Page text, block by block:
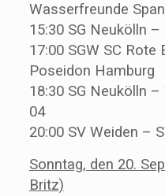
Wasserfreunde
15:30 SG Neukölln –
17:00 SGW SC
Poseidon Hamburg
18:30 SG Neukölln
04
20:00 SV Weiden –
Sonntag, den 20.
Britz)